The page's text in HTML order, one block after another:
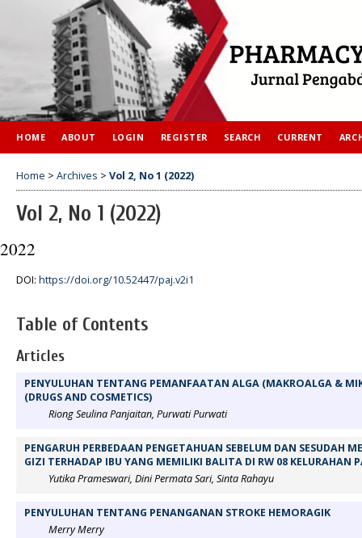
HOME ABOUT LOGIN REGISTER SEARCH CURRENT
Home > Archives > Vol 2, No 1 (2022)
Vol 2, No 1 (2022)
2022
DOI: https://doi.org/10.52447/paj.v2i1
Table of Contents
Articles
PENYULUHAN TENTANG PEMANFAATAN ALGA (MAKROALGA &
(DRUGS AND COSMETICS)
Riong Seulina Panjaitan, Purwati Purwati
PENGARUH PERBEDAAN PENGETAHUAN SEBELUM DAN SESUDAH
GIZI TERHADAP IBU YANG MEMILIKI BALITA DI RW 08 KELURAHAN
Yutika Prameswari, Dini Permata Sari, Sinta Rahayu
PENYULUHAN TENTANG PENANGANAN STROKE HEMORAGIK
Merry Merry